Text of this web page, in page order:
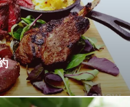
ご家族で親しいご友人
過ごしください。
ル2F